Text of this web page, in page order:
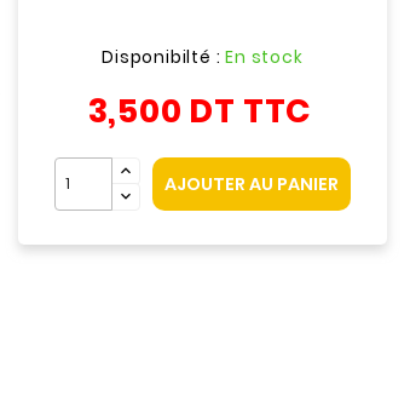
Disponibilté :En stock
3,500 DT TTC
AJOUTER AU PANIER